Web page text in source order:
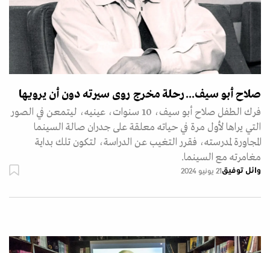
صلاح أبو سيف... رحلة مخرج روى سيرته دون أن يرويها
فرك الطفل صلاح أبو سيف، 10 سنوات، عينيه، ليتمعن في الصور
التي يراها لأول مرة في حياته معلقة على جدران صالة السينما
المجاورة لمدرسته، فقرر التغيب عن الدراسة، لتكون تلك بداية
مغامرته مع السينما.
وائل توفيق 21 يونيو 2024